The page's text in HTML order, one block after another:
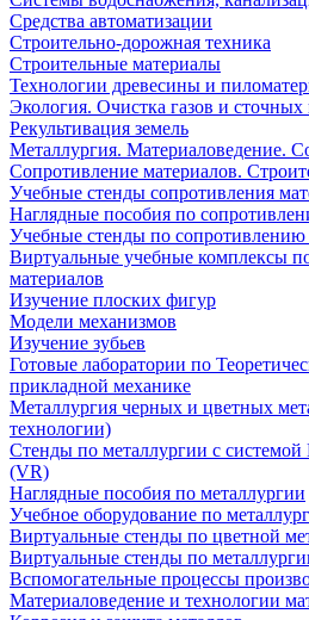
Средства автоматизации
Строительно-дорожная техника
Строительные материалы
Технологии древесины и
Экология. Очистка газов и сточных
Рекультивация земель
Металлургия. Материаловедение.
Сопротивление материалов.
Учебные стенды сопротивления
Наглядные пособия по
Учебные стенды по сопротивлению
Виртуальные учебные комплексы
материалов
Изучение плоских фигур
Модели механизмов
Изучение зубьев
Готовые лаборатории по
прикладной механике
Металлургия черных и цветных
технологии)
Cтенды по металлургии с системой
(VR)
Наглядные пособия по металлургии
Учебное оборудование по
Виртуальные стенды по цветной
Виртуальные стенды по
Вспомогательные процессы
Материаловедение и технологии